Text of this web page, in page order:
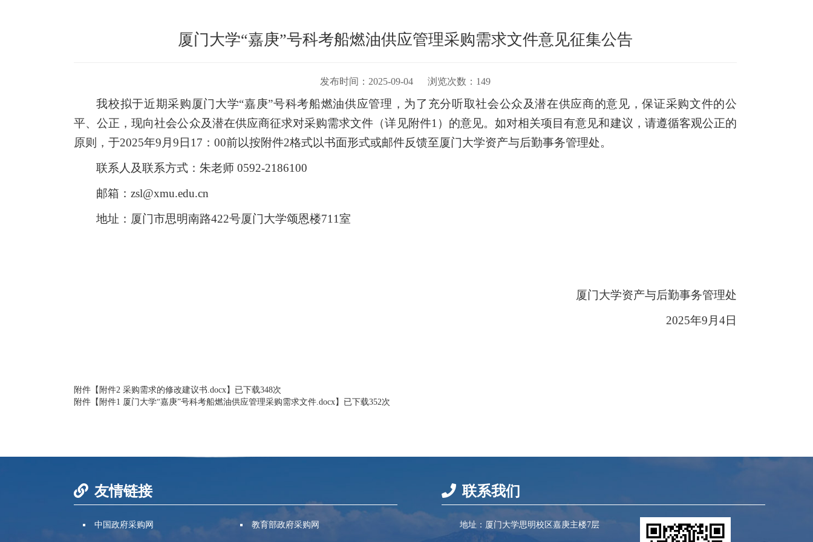
厦门大学“嘉庚”号科考船燃油供应管理采购需求文件意见征集公告
发布时间：2025-09-04 浏览次数： 149
我校拟于近期采购厦门大学“嘉庚”号科考船燃油供应管理，为了充分听取社会公众及潜在供应商的意见，保证采购文件的公
平、公正，现向社会公众及潜在供应商征求对采购需求文件（详见附件1）的意见。如对相关项目有意见和建议，请遵循客观公正的
原则，于2025年9月9日17：00前以按附件2格式以书面形式或邮件反馈至厦门大学资产与后勤事务管理处。
联系人及联系方式：朱老师 0592-2186100
邮箱：zsl@xmu.edu.cn
地址：厦门市思明南路422号厦门大学颂恩楼711室
厦门大学资产与后勤事务管理处
2025年9月4日
附件【 附件2 采购需求的修改建议书.docx】已下载348次
附件【 附件1 厦门大学“嘉庚”号科考船燃油供应管理采购需求文件.docx】已下载352次
友情链接
中国政府采购网 教育部政府采购网
联系我们
地址：厦门大学思明校区嘉庚主楼7层